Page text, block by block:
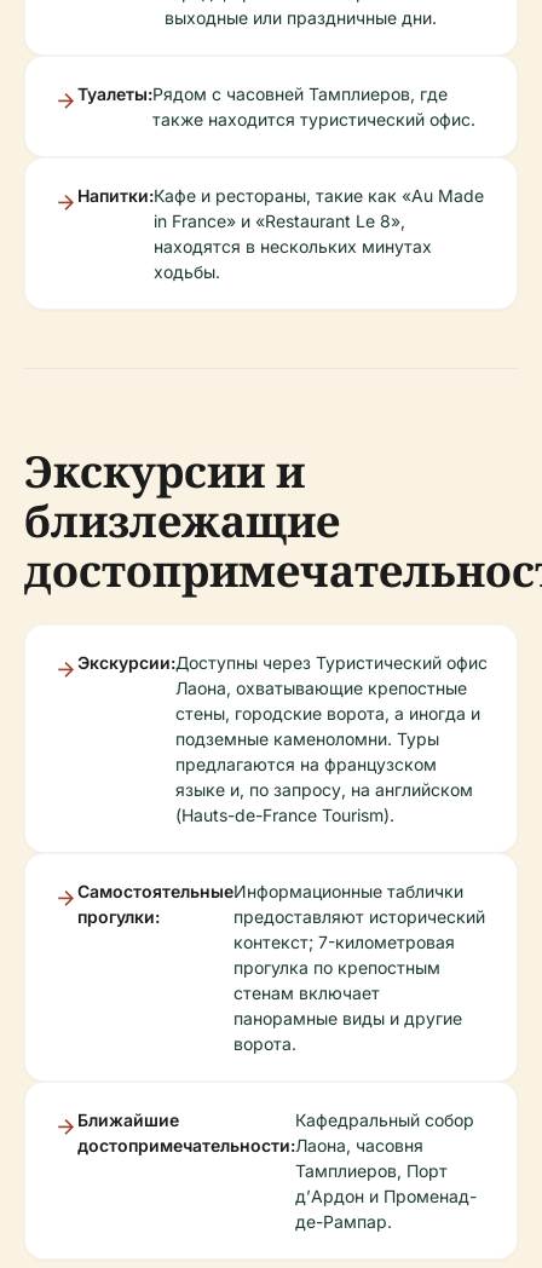
выходные или праздничные дни.
Туалеты:Рядом с часовней Тамплиеров, где
также находится туристический офис.
Напитки:Кафе и рестораны, такие как «Au Made
in France» и «Restaurant Le 8»,
находятся в нескольких минутах
ходьбы.
Экскурсии и
близлежащие
Экскурсии:Доступны через Туристический офис
Лаона, охватывающие крепостные
стены, городские ворота, а иногда и
подземные каменоломни. Туры
предлагаются на французском
языке и, по запросу, на английском
(Hauts-de-France Tourism).
Самостоятельные
прогулки:
Информационные таблички
предоставляют исторический
контекст; 7-километровая
прогулка по крепостным
стенам включает
панорамные виды и другие
ворота.
Ближайшие
достопримечательности:
Кафедральный собор
Лаона, часовня
Тамплиеров, Порт
д’Ардон и Променад-
де-Рампар.